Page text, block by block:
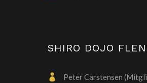
SHIRO DOJO
Peter Carstensen